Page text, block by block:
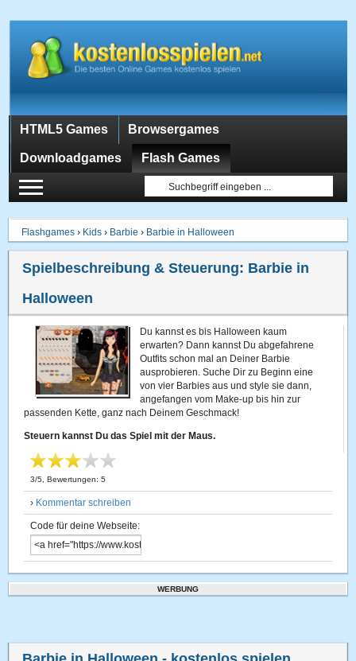
HTML5 Games Browsergames
Downloadgames Flash Games
Flashgames › Kids › Barbie › Barbie in Halloween
Spielbeschreibung & Steuerung: Barbie in
Halloween
Du kannst es bis Halloween kaum
erwarten? Dann kannst Du abgefahrene
Outfits schon mal an Deiner Barbie
ausprobieren. Suche Dir zu Beginn eine
von vier Barbies aus und style sie dann,
angefangen vom Make-up bis hin zur
passenden Kette, ganz nach Deinem Geschmack!
Steuern kannst Du das Spiel mit der Maus.
3/5 , Bewertungen:5
› Kommentar schreiben
Code für deine Webseite:
WERBUNG